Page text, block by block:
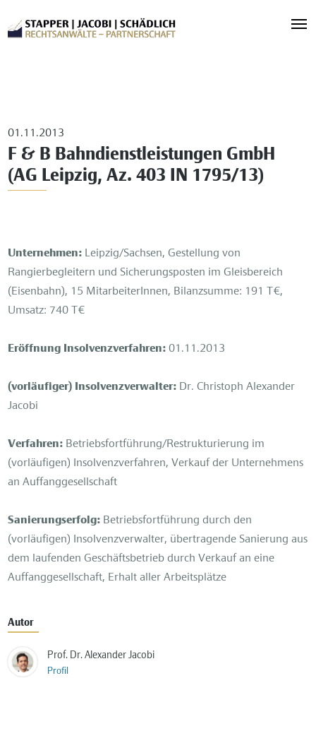
01.11.2013
F & B Bahndienstleistungen GmbH
(AG Leipzig, Az. 403 IN 1795/13)
Unternehmen: Leipzig/Sachsen, Gestellung von
Rangierbegleitern und Sicherungsposten im Gleisbereich
(Eisenbahn), 15 MitarbeiterInnen, Bilanzsumme: 191 T€,
Umsatz: 740 T€
Eröffnung Insolvenzverfahren: 01.11.2013
(vorläufiger) Insolvenzverwalter: Dr. Christoph Alexander
Jacobi
Verfahren: Betriebsfortführung/Restrukturierung im
(vorläufigen) Insolvenzverfahren, Verkauf der Unternehmens
an Auffanggesellschaft
Sanierungserfolg: Betriebsfortführung durch den
(vorläufigen) Insolvenzverwalter, übertragende Sanierung aus
dem laufenden Geschäftsbetrieb durch Verkauf an eine
Auffanggesellschaft, Erhalt aller Arbeitsplätze
Autor
Prof. Dr. Alexander Jacobi
Profil